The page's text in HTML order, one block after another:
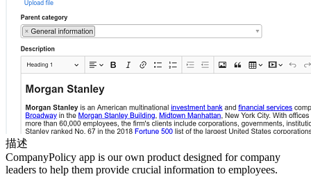
描述
CompanyPolicy app is our own product designed for company
leaders to help them provide crucial information to employees.